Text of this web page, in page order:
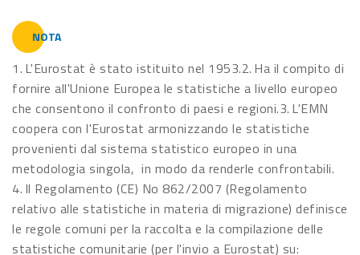
NOTA
1. L'Eurostat è stato istituito nel 1953.2. Ha il compito di
fornire all'Unione Europea le statistiche a livello europeo
che consentono il confronto di paesi e regioni.3. L'EMN
coopera con l'Eurostat armonizzando le statistiche
provenienti dal sistema statistico europeo in una
metodologia singola, in modo da renderle confrontabili.
4. Il Regolamento (CE) No 862/2007 (Regolamento
relativo alle statistiche in materia di migrazione) definisce
le regole comuni per la raccolta e la compilazione delle
statistiche comunitarie (per l'invio a Eurostat) su: